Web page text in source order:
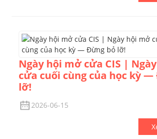
Ngày hội mở cửa CIS |
cửa cuối cùng của học kỳ
lỡ!
2026-06-15